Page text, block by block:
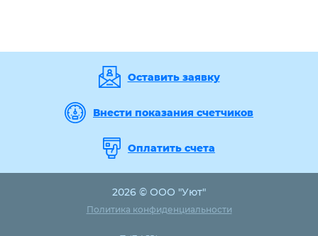
Оставить заявку
Внести показания счетчиков
Оплатить счета
2026 © ООО "Уют"
Политика конфиденциальности